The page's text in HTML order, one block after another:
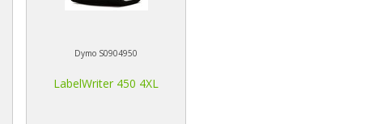
Dymo S0904950
LabelWriter 450 4XL